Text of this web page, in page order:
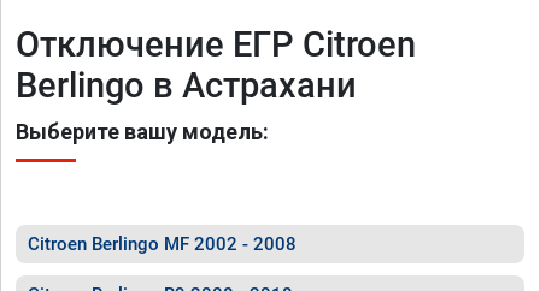
Отключение ЕГР Citroen
Berlingo в Астрахани
Выберите вашу модель:
Citroen Berlingo MF 2002 - 2008